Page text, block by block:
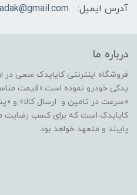
آدرس ایمیل:
درباره ما
فروشگاه اینترنتی کایایدک سعی در
یدکی خودرو نموده است.«قیمت
«سرعت در تامین و ارسال کالا» و
کایایدک است که برای کسب رضایت
پایبند و متعهد خواهد بود